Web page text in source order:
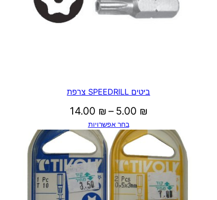
ביטים SPEEDRILL צרפת
5.00 ₪
–
14.00 ₪
⁦5.00 ₪⁩
עד
בחר אפשרויות